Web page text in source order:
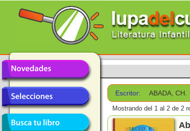
Escritor: ABADA, CH.
Mostrando del 1 al 2 de 2